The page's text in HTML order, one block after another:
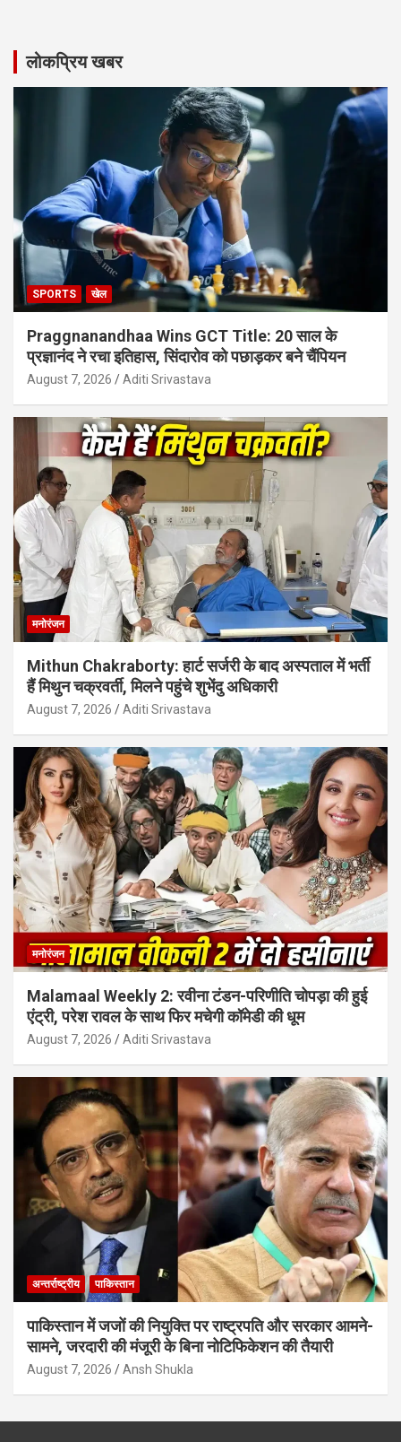
लोकप्रिय खबर
SPORTS खेल
Praggnanandhaa Wins GCT Title: 20 साल के
प्रज्ञानंद ने रचा इतिहास, सिंदारोव को पछाड़कर बने चैंपियन
August 7, 2026 Aditi Srivastava
मनोरंजन
Mithun Chakraborty: हार्ट सर्जरी के बाद अस्पताल में भर्ती
हैं मिथुन चक्रवर्ती, मिलने पहुंचे शुभेंदु अधिकारी
August 7, 2026 Aditi Srivastava
मनोरंजन
Malamaal Weekly 2: रवीना टंडन-परिणीति चोपड़ा की हुई
एंट्री, परेश रावल के साथ फिर मचेगी कॉमेडी की धूम
August 7, 2026 Aditi Srivastava
अन्तर्राष्ट्रीय पाकिस्तान
पाकिस्तान में जजों की नियुक्ति पर राष्ट्रपति और सरकार आमने-
सामने, जरदारी की मंजूरी के बिना नोटिफिकेशन की तैयारी
August 7, 2026 Ansh Shukla